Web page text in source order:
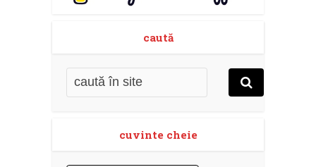
caută
cuvinte cheie